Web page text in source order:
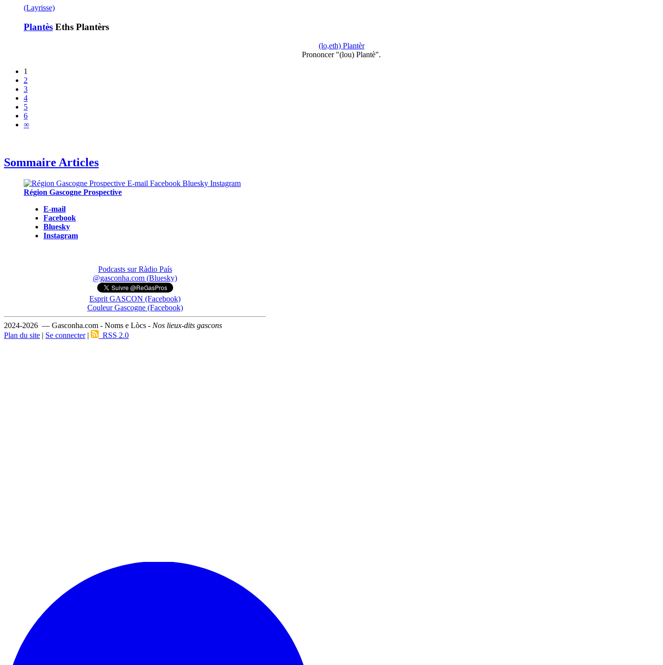
(Layrisse)
Plantès Eths Plantèrs
(lo,eth) Plantèr
Prononcer "(lou) Plantè".
1
2
3
4
5
6
∞
Sommaire Articles
Région Gascogne Prospective
E-mail
Facebook
Bluesky
Instagram
Podcasts sur Ràdio País
@gasconha.com (Bluesky)
Esprit GASCON (Facebook)
Couleur Gascogne (Facebook)
2024-2026 — Gasconha.com - Noms e Lòcs - Nos lieux-dits gascons
Plan du site | Se connecter| RSS 2.0